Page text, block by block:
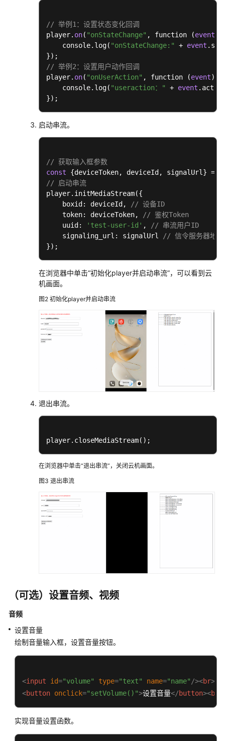
// 举例1：设置状态变化回调
player. on( "onStateChange" , function (event
    console.log(
"onStateChange:" + event
// 举例2：设置用户动作回调
player. on( "onUserAction" , function (event) {
    console.log(
"useraction：" + event
});
启动串流。
// 获取输入框参数
const {deviceToken, deviceId, signalUrl} =
// 启动串流
player.initMediaStream({
    boxid: deviceId,
// 设备ID
    token: deviceToken,
// 鉴权Token
    uuid:
'test-user-id' ,
// 串流用户ID
    signaling_url: signalUrl
// 信令服务器地址
});
在浏览器中单击“初始化player并启动串流”，可以看到云
机画面。
图2 初始化player并启动串流
退出串流。
player.closeMediaStream();
在浏览器中单击“退出串流”，关闭云机画面。
图3 退出串流
（可选）设置音频、视频
音频
设置音量
绘制音量输入框，设置音量按钮。
<input id="volume" type="text" name="name" /><br>
<button onclick="setVolume()">设置音量</button><br
实现音量设置函数。